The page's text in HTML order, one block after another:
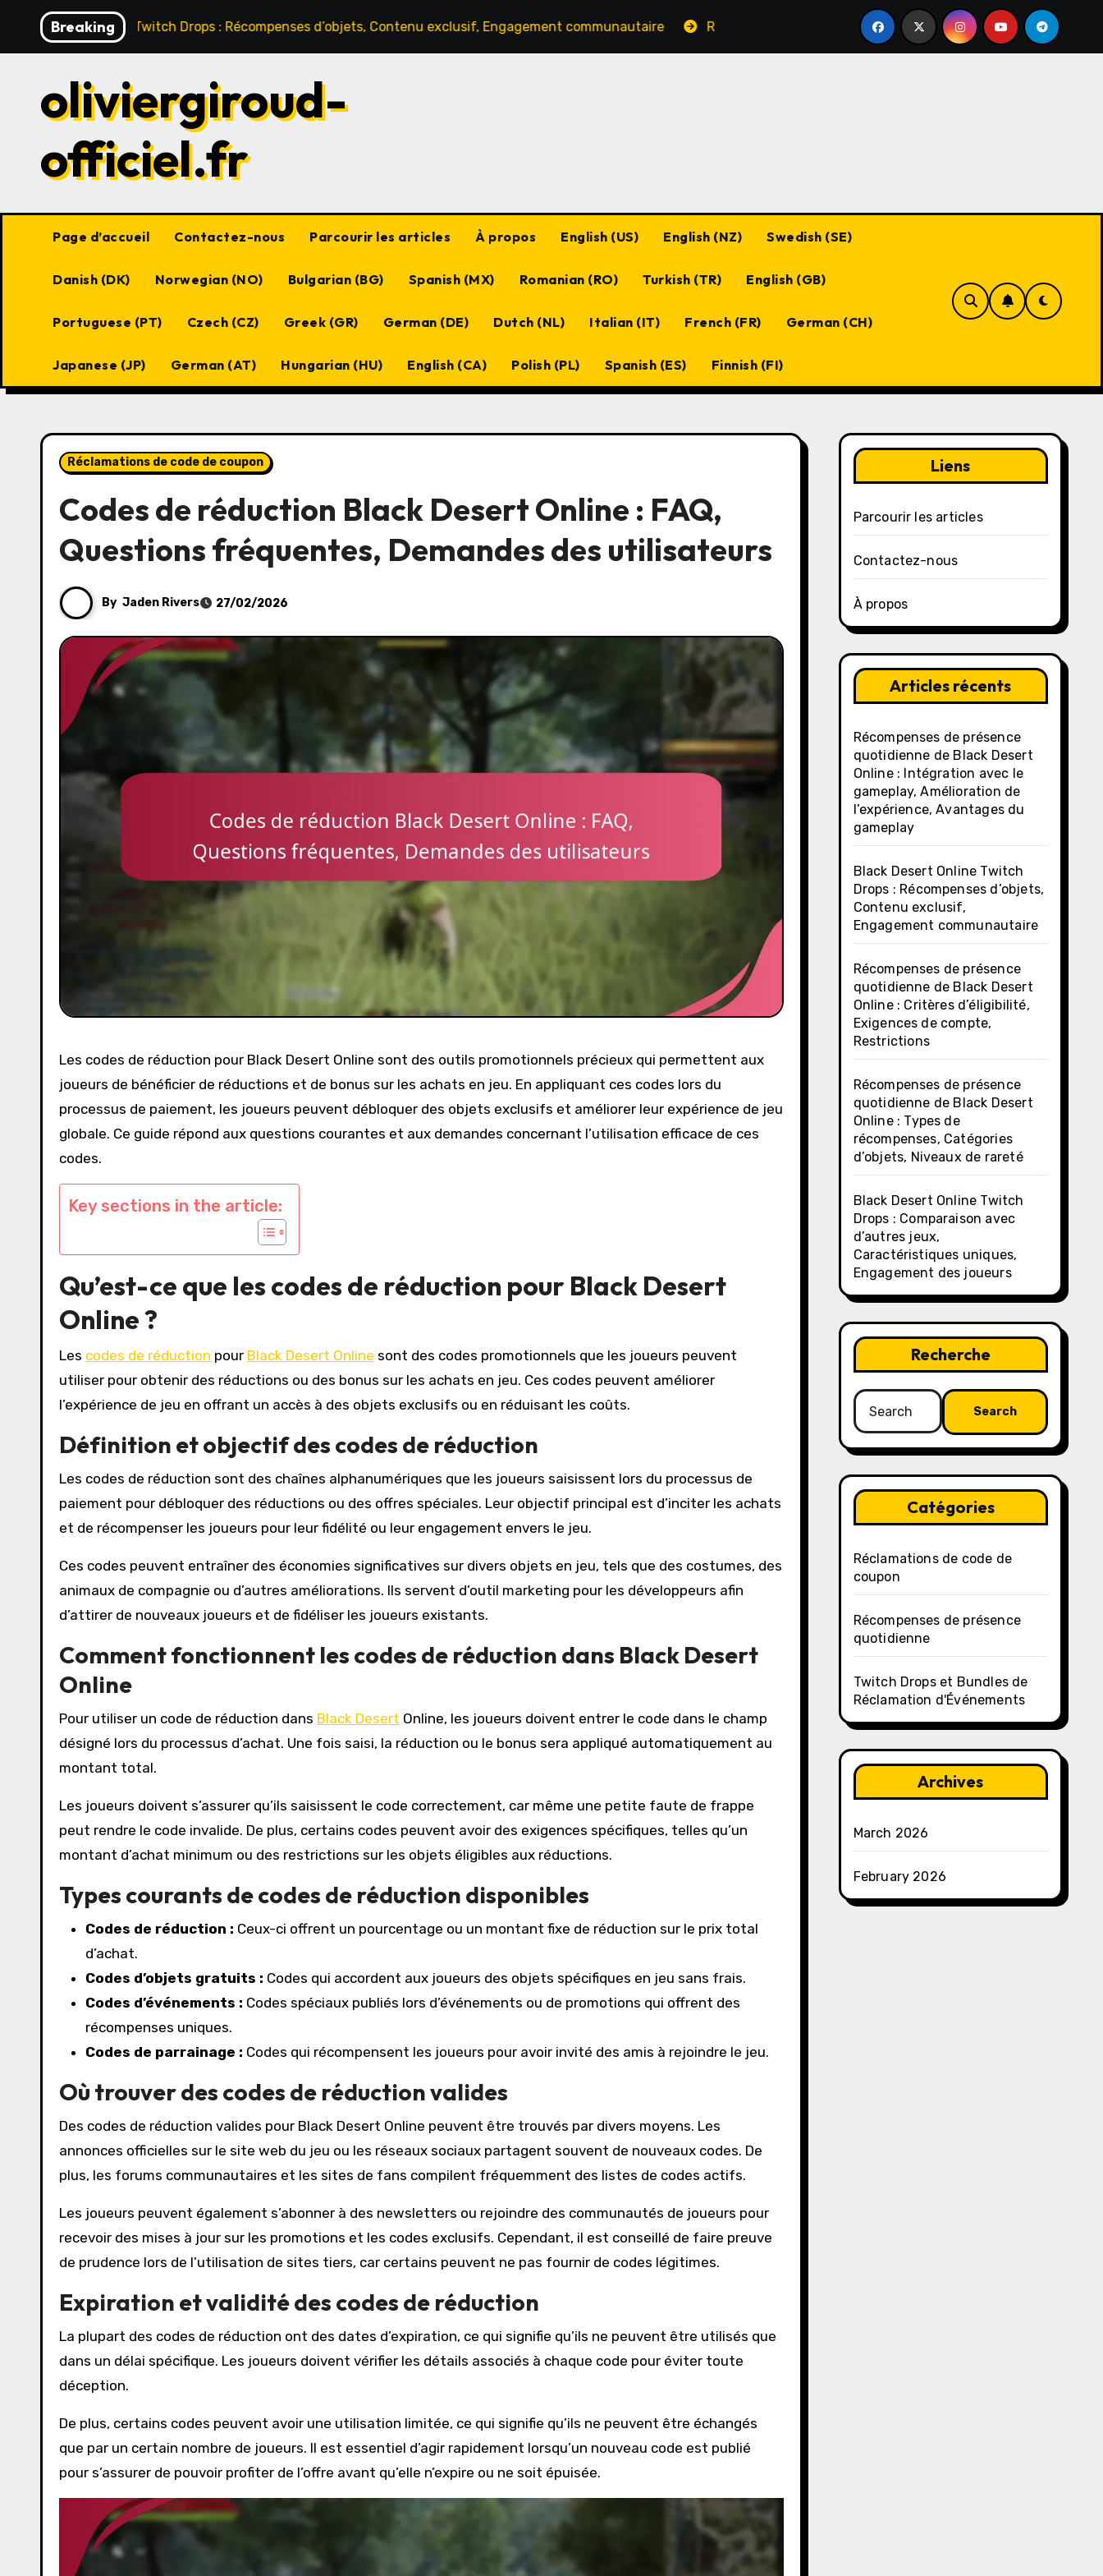
content
Breaking
Online Twitch Drops : Récompenses d’objets, Contenu exclusif, Engagement communautaire Récompenses de présence quotidienne de Black Desert Online : Critères
oliviergiroud-
officiel.fr
Page d’accueil Contactez-nous Parcourir les articles À propos English (US) English (NZ) Swedish (SE)
Danish (DK) Norwegian (NO) Bulgarian (BG) Spanish (MX) Romanian (RO) Turkish (TR) English (GB)
Portuguese (PT) Czech (CZ) Greek (GR) German (DE) Dutch (NL) Italian (IT) French (FR) German (CH)
Japanese (JP) German (AT) Hungarian (HU) English (CA) Polish (PL) Spanish (ES) Finnish (FI)
Réclamations de code de coupon
Codes de réduction Black Desert Online : FAQ,
Questions fréquentes, Demandes des utilisateurs
By Jaden Rivers 27/02/2026
Les codes de réduction pour Black Desert Online sont des outils promotionnels précieux qui permettent aux
joueurs de bénéficier de réductions et de bonus sur les achats en jeu. En appliquant ces codes lors du
processus de paiement, les joueurs peuvent débloquer des objets exclusifs et améliorer leur expérience de jeu
globale. Ce guide répond aux questions courantes et aux demandes concernant l’utilisation efficace de ces
codes.
Key sections in the article:
Qu’est-ce que les codes de réduction pour Black Desert
Online ?
Les codes de réduction pour Black Desert Online sont des codes promotionnels que les joueurs peuvent
utiliser pour obtenir des réductions ou des bonus sur les achats en jeu. Ces codes peuvent améliorer
l’expérience de jeu en offrant un accès à des objets exclusifs ou en réduisant les coûts.
Définition et objectif des codes de réduction
Les codes de réduction sont des chaînes alphanumériques que les joueurs saisissent lors du processus de
paiement pour débloquer des réductions ou des offres spéciales. Leur objectif principal est d’inciter les achats
et de récompenser les joueurs pour leur fidélité ou leur engagement envers le jeu.
Ces codes peuvent entraîner des économies significatives sur divers objets en jeu, tels que des costumes, des
animaux de compagnie ou d’autres améliorations. Ils servent d’outil marketing pour les développeurs afin
d’attirer de nouveaux joueurs et de fidéliser les joueurs existants.
Comment fonctionnent les codes de réduction dans Black Desert
Online
Pour utiliser un code de réduction dans Black Desert Online, les joueurs doivent entrer le code dans le champ
désigné lors du processus d’achat. Une fois saisi, la réduction ou le bonus sera appliqué automatiquement au
montant total.
Les joueurs doivent s’assurer qu’ils saisissent le code correctement, car même une petite faute de frappe
peut rendre le code invalide. De plus, certains codes peuvent avoir des exigences spécifiques, telles qu’un
montant d’achat minimum ou des restrictions sur les objets éligibles aux réductions.
Types courants de codes de réduction disponibles
Codes de réduction : Ceux-ci offrent un pourcentage ou un montant fixe de réduction sur le prix total
d’achat.
Codes d’objets gratuits : Codes qui accordent aux joueurs des objets spécifiques en jeu sans frais.
Codes d’événements : Codes spéciaux publiés lors d’événements ou de promotions qui offrent des
récompenses uniques.
Codes de parrainage : Codes qui récompensent les joueurs pour avoir invité des amis à rejoindre le jeu.
Où trouver des codes de réduction valides
Des codes de réduction valides pour Black Desert Online peuvent être trouvés par divers moyens. Les
annonces officielles sur le site web du jeu ou les réseaux sociaux partagent souvent de nouveaux codes. De
plus, les forums communautaires et les sites de fans compilent fréquemment des listes de codes actifs.
Les joueurs peuvent également s’abonner à des newsletters ou rejoindre des communautés de joueurs pour
recevoir des mises à jour sur les promotions et les codes exclusifs. Cependant, il est conseillé de faire preuve
de prudence lors de l’utilisation de sites tiers, car certains peuvent ne pas fournir de codes légitimes.
Expiration et validité des codes de réduction
La plupart des codes de réduction ont des dates d’expiration, ce qui signifie qu’ils ne peuvent être utilisés que
dans un délai spécifique. Les joueurs doivent vérifier les détails associés à chaque code pour éviter toute
déception.
De plus, certains codes peuvent avoir une utilisation limitée, ce qui signifie qu’ils ne peuvent être échangés
que par un certain nombre de joueurs. Il est essentiel d’agir rapidement lorsqu’un nouveau code est publié
pour s’assurer de pouvoir profiter de l’offre avant qu’elle n’expire ou ne soit épuisée.
Liens
Parcourir les articles
Contactez-nous
À propos
Articles récents
Récompenses de présence
quotidienne de Black Desert
Online : Intégration avec le
gameplay, Amélioration de
l’expérience, Avantages du
gameplay
Black Desert Online Twitch
Drops : Récompenses d’objets,
Contenu exclusif,
Engagement communautaire
Récompenses de présence
quotidienne de Black Desert
Online : Critères d’éligibilité,
Exigences de compte,
Restrictions
Récompenses de présence
quotidienne de Black Desert
Online : Types de
récompenses, Catégories
d’objets, Niveaux de rareté
Black Desert Online Twitch
Drops : Comparaison avec
d’autres jeux,
Caractéristiques uniques,
Engagement des joueurs
Recherche
Search
for:
Catégories
Réclamations de code de
coupon
Récompenses de présence
quotidienne
Twitch Drops et Bundles de
Réclamation d'Événements
Archives
March 2026
February 2026